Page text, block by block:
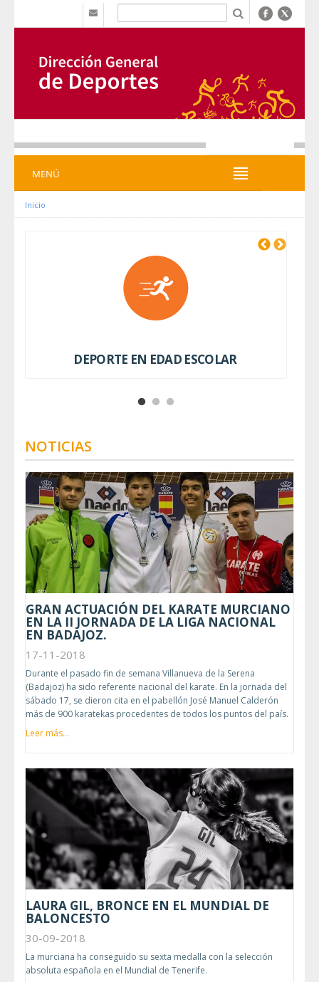
Ugrás a tartalomhoz
MENÚ
Inicio
DEPORTE EN EDAD ESCOLAR
Previous
NOTICIAS
GRAN ACTUACIÓN DEL KARATE MURCIANO
EN LA II JORNADA DE LA LIGA NACIONAL
EN BADAJOZ.
17-11-2018
Durante el pasado fin de semana Villanueva de la Serena
(Badajoz) ha sido referente nacional del karate. En la jornada del
sábado 17, se dieron cita en el pabellón José Manuel Calderón
más de 900 karatekas procedentes de todos los puntos del país.
Leer más...
LAURA GIL, BRONCE EN EL MUNDIAL DE
BALONCESTO
30-09-2018
La murciana ha conseguido su sexta medalla con la selección
absoluta española en el Mundial de Tenerife.